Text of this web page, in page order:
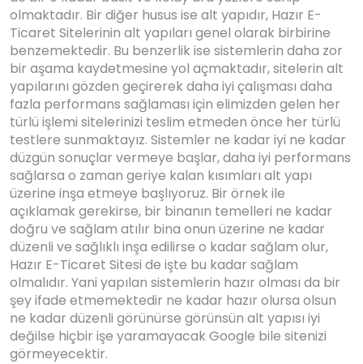
olmaktadır. Bir diğer husus ise alt yapıdır, Hazır E-
Ticaret Sitelerinin alt yapıları genel olarak birbirine
benzemektedir. Bu benzerlik ise sistemlerin daha zor
bir aşama kaydetmesine yol açmaktadır, sitelerin alt
yapılarını gözden geçirerek daha iyi çalışması daha
fazla performans sağlaması için elimizden gelen her
türlü işlemi sitelerinizi teslim etmeden önce her türlü
testlere sunmaktayız. Sistemler ne kadar iyi ne kadar
düzgün sonuçlar vermeye başlar, daha iyi performans
sağlarsa o zaman geriye kalan kısımları alt yapı
üzerine inşa etmeye başlıyoruz. Bir örnek ile
açıklamak gerekirse, bir binanın temelleri ne kadar
doğru ve sağlam atılır bina onun üzerine ne kadar
düzenli ve sağlıklı inşa edilirse o kadar sağlam olur,
Hazır E-Ticaret Sitesi de işte bu kadar sağlam
olmalıdır. Yani yapılan sistemlerin hazır olması da bir
şey ifade etmemektedir ne kadar hazır olursa olsun
ne kadar düzenli görünürse görünsün alt yapısı iyi
değilse hiçbir işe yaramayacak Google bile sitenizi
görmeyecektir.